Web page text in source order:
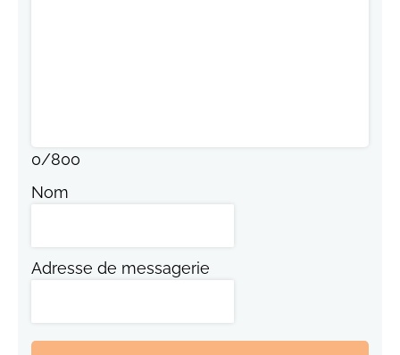
0/800
Nom
Adresse de messagerie